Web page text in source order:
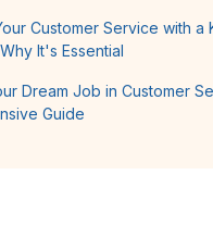
Customer Service with a
It's Essential
Dream Job in Customer
Guide